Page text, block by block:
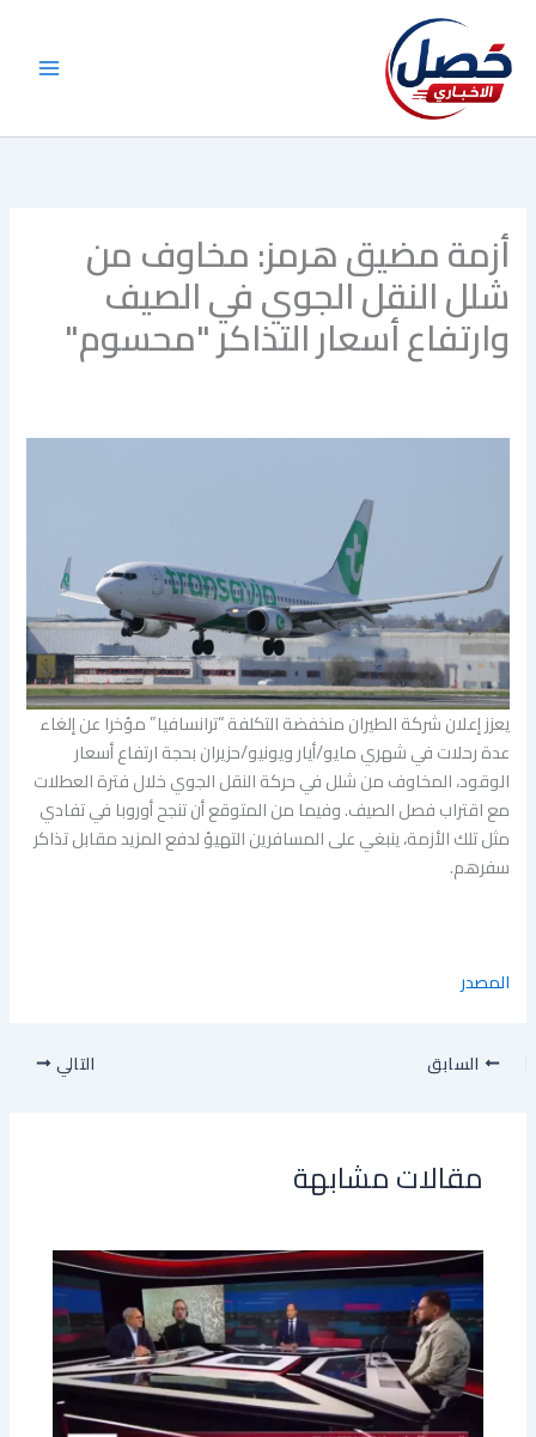
المحتوى
أزمة مضيق هرمز: مخاوف من
شلل النقل الجوي في الصيف
وارتفاع أسعار التذاكر "محسوم"
يعزز إعلان شركة الطيران منخفضة التكلفة “ترانسافيا” مؤخرا عن إلغاء
عدة رحلات في شهري مايو/أيار ويونيو/حزيران بحجة ارتفاع أسعار
الوقود، المخاوف من شلل في حركة النقل الجوي خلال فترة العطلات
مع اقتراب فصل الصيف. وفيما من المتوقع أن تنجح أوروبا في تفادي
مثل تلك الأزمة، ينبغي على المسافرين التهيؤ لدفع المزيد مقابل تذاكر
سفرهم.
المصدر
السابق التالي
مقالات مشابهة